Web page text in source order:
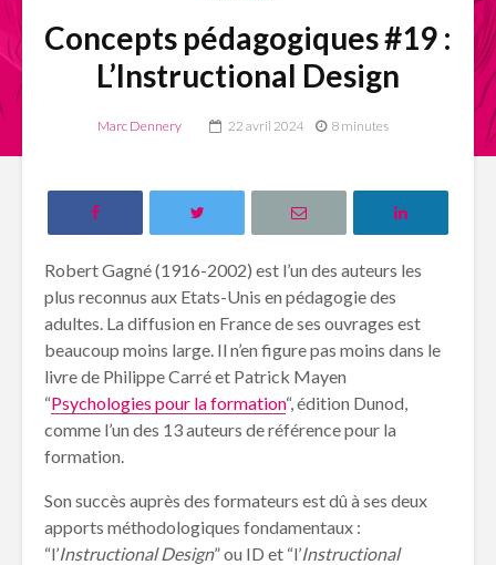
Concepts pédagogiques #19 :
L’Instructional Design
Marc Dennery 22 avril 2024 8 minutes
Robert Gagné (1916-2002) est l’un des auteurs les
plus reconnus aux Etats-Unis en pédagogie des
adultes. La diffusion en France de ses ouvrages est
beaucoup moins large. Il n’en figure pas moins dans le
livre de Philippe Carré et Patrick Mayen
“Psychologies pour la formation“, édition Dunod,
comme l’un des 13 auteurs de référence pour la
formation.
Son succès auprès des formateurs est dû à ses deux
apports méthodologiques fondamentaux :
“l’Instructional Design” ou ID et “l’Instructional